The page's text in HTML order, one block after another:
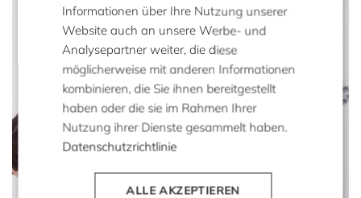
Informationen über Ihre Nutzung unserer
Website auch an unsere Werbe- und
Analysepartner weiter, die diese
möglicherweise mit anderen Informationen
kombinieren, die Sie ihnen bereitgestellt
haben oder die sie im Rahmen Ihrer
Nutzung ihrer Dienste gesammelt haben.
Datenschutzrichtlinie
ALLE AKZEPTIEREN